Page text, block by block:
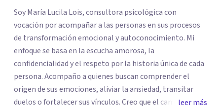
Soy María Lucila Lois, consultora psicológica con
vocación por acompañar a las personas en sus procesos
de transformación emocional y autoconocimiento. Mi
enfoque se basa en la escucha amorosa, la
confidencialidad y el respeto por la historia única de cada
persona. Acompaño a quienes buscan comprender el
origen de sus emociones, aliviar la ansiedad, transitar
duelos o fortalecer sus vínculos. Creo que el camino hacia
leer más